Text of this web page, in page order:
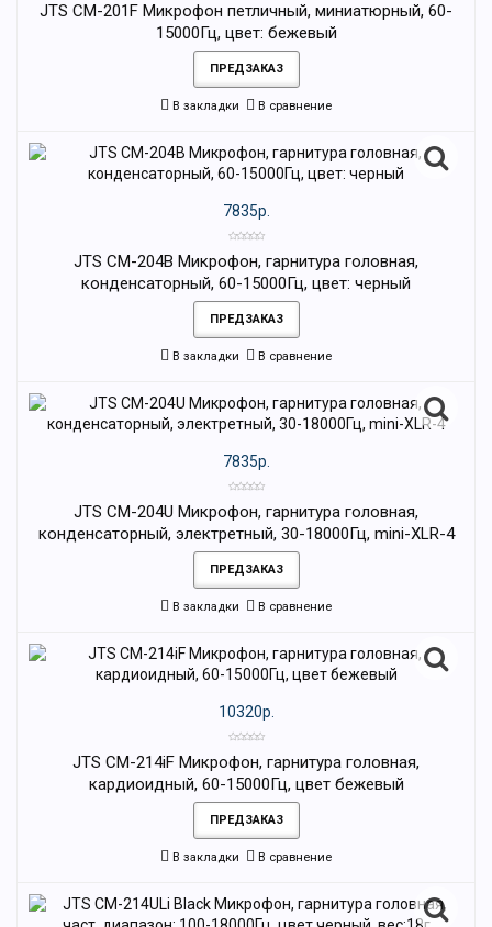
JTS CM-201F Микрофон петличный, миниатюрный, 60-
15000Гц, цвет: бежевый
ПРЕДЗАКАЗ
В закладки В сравнение
7835р.
JTS CM-204B Микрофон, гарнитура головная,
конденсаторный, 60-15000Гц, цвет: черный
ПРЕДЗАКАЗ
В закладки В сравнение
7835р.
JTS CM-204U Микрофон, гарнитура головная,
конденсаторный, электретный, 30-18000Гц, mini-XLR-4
ПРЕДЗАКАЗ
В закладки В сравнение
10320р.
JTS CM-214iF Микрофон, гарнитура головная,
кардиоидный, 60-15000Гц, цвет бежевый
ПРЕДЗАКАЗ
В закладки В сравнение